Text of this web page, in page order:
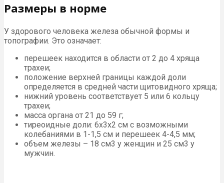
Размеры в норме
У здорового человека железа обычной формы и
топографии. Это означает:
перешеек находится в области от 2 до 4 хряща
трахеи;
положение верхней границы каждой доли
определяется в средней части щитовидного хряща;
нижний уровень соответствует 5 или 6 кольцу
трахеи;
масса органа от 21 до 59 г;
тиреоидные доли: 6х3х2 см с возможными
колебаниями в 1-1,5 см и перешеек 4-4,5 мм;
объем железы – 18 см3 у женщин и 25 см3 у
мужчин.